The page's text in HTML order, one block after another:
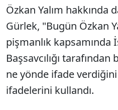
Özkan Yalım hakkında
Gürlek, "Bugün Özkan
pişmanlık
Başsavcılığı tarafından
ne yönde ifade
ifadelerini kullandı.